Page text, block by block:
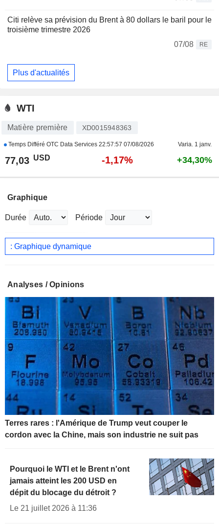
Citi relève sa prévision du Brent à 80 dollars le baril pour le
troisième trimestre 2026
07/08
RE
Plus d'actualités
WTI
Matière première XD0015948363
Temps Différé OTC Data Services 22:57:57 07/08/2026 Varia. 1 janv.
77,03 USD -1,17% +34,30%
Graphique
Durée Période
: Graphique dynamique
Analyses / Opinions
Terres rares : l'Amérique de Trump veut couper le
cordon avec la Chine, mais son industrie ne suit pas
Pourquoi le WTI et le Brent n'ont
jamais atteint les 200 USD en
dépit du blocage du détroit ?
Le 21 juillet 2026 à 11:36